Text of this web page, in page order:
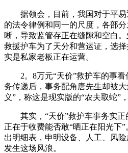
据领会，目前，我国对于平易
的法令律例和同一的尺度，各部
晰，导致监管存正在缝隙和空白
救援护车为了天分和营运证，选
实是私家老板正在运营。
2。8万元“天价”救护车的事看
务传递后，事务配角唐先生却被大
义”，称这是现实版的“农夫取蛇”
其实，“天价”救护车事务实正
正在于收费能否敢“晒正在阳光下
出明细表，申明设备、人工、风
发生这场风浪。